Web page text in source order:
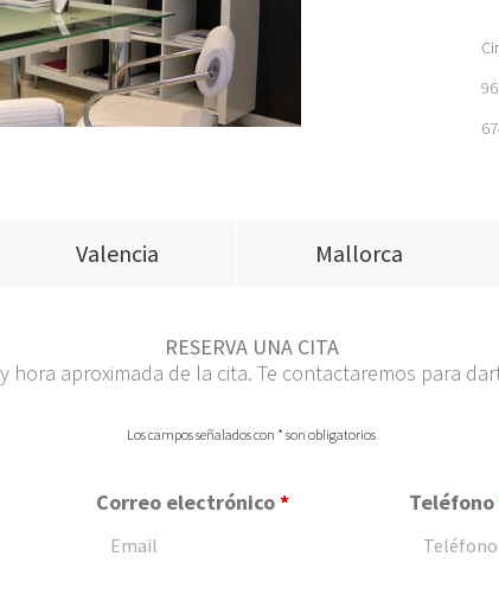
Valencia Mallorca
RESERVA UNA CITA
hora aproximada de la cita. Te contactaremos para
Los campos señalados con * son obligatorios
Correo electrónico* Teléfono